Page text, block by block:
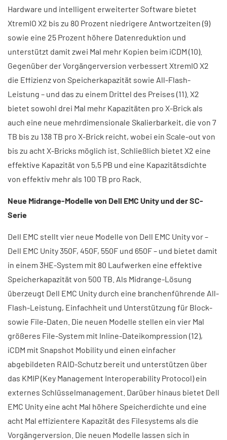
Hardware und intelligent erweiterter Software bietet
XtremIO X2 bis zu 80 Prozent niedrigere Antwortzeiten (9)
sowie eine 25 Prozent höhere Datenreduktion und
unterstützt damit zwei Mal mehr Kopien beim iCDM (10).
Gegenüber der Vorgängerversion verbessert XtremIO X2
die Effizienz von Speicherkapazität sowie All-Flash-
Leistung – und das zu einem Drittel des Preises (11). X2
bietet sowohl drei Mal mehr Kapazitäten pro X-Brick als
auch eine neue mehrdimensionale Skalierbarkeit, die von 7
TB bis zu 138 TB pro X-Brick reicht, wobei ein Scale-out von
bis zu acht X-Bricks möglich ist. Schließlich bietet X2 eine
effektive Kapazität von 5,5 PB und eine Kapazitätsdichte
von effektiv mehr als 100 TB pro Rack.
Neue Midrange-Modelle von Dell EMC Unity und der SC-
Serie
Dell EMC stellt vier neue Modelle von Dell EMC Unity vor –
Dell EMC Unity 350F, 450F, 550F und 650F – und bietet damit
in einem 3HE-System mit 80 Laufwerken eine effektive
Speicherkapazität von 500 TB. Als Midrange-Lösung
überzeugt Dell EMC Unity durch eine branchenführende All-
Flash-Leistung, Einfachheit und Unterstützung für Block-
sowie File-Daten. Die neuen Modelle stellen ein vier Mal
größeres File-System mit Inline-Dateikompression (12),
iCDM mit Snapshot Mobility und einen einfacher
abgebildeten RAID-Schutz bereit und unterstützen über
das KMIP (Key Management Interoperability Protocol) ein
externes Schlüsselmanagement. Darüber hinaus bietet Dell
EMC Unity eine acht Mal höhere Speicherdichte und eine
acht Mal effizientere Kapazität des Filesystems als die
Vorgängerversion. Die neuen Modelle lassen sich in